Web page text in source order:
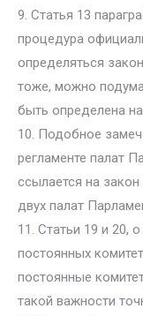
9. Статья 13
процедура
определяться
тоже, можно
быть определена
10. Подобное
регламенте палат
ссылается на
двух палат
11. Статьи 19 и 20,
постоянных
постоянные
такой важности